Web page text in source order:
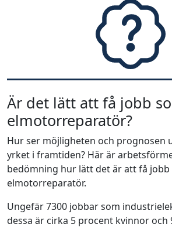
Är det lätt att få jobb
elmotorreparatör?
Hur ser möjligheten och prognosen
yrket i framtiden? Här är
bedömning hur lätt det är att få jobb
elmotorreparatör.
Ungefär 7300 jobbar som
dessa är cirka 5 procent kvinnor och